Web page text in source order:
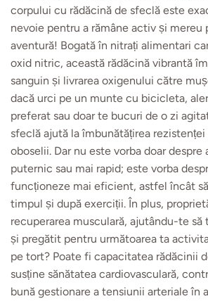
corpului cu rădăcină de sfeclă este
nevoie pentru a rămâne activ și mereu
aventură! Bogată în nitrați alimentari
oxid nitric, această rădăcină vibrantă
sanguin și livrarea oxigenului către
dacă urci pe un munte cu bicicleta,
preferat sau doar te bucuri de o zi
sfeclă ajută la îmbunătățirea
oboselii. Dar nu este vorba doar despre
puternic sau mai rapid; este vorba
funcționeze mai eficient, astfel încât
timpul și după exerciții. În plus,
recuperarea musculară, ajutându-te
și pregătit pentru următoarea ta
pe tort? Poate fi capacitatea rădăcinii
susține sănătatea cardiovasculară,
bună gestionare a tensiunii arteriale în